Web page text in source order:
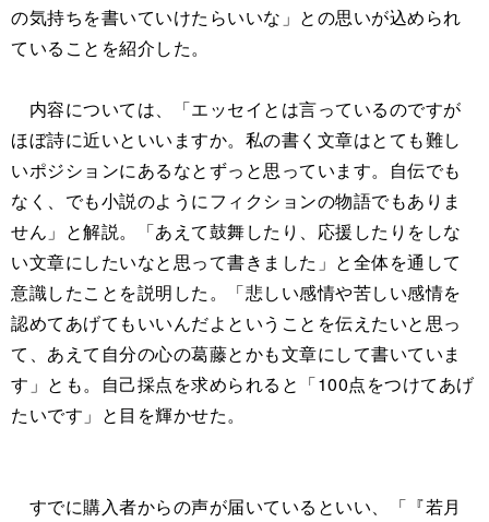
の気持ちを書いていけたらいいな」との思いが込められ
ていることを紹介した。
内容については、「エッセイとは言っているのですが
ほぼ詩に近いといいますか。私の書く文章はとても難し
いポジションにあるなとずっと思っています。自伝でも
なく、でも小説のようにフィクションの物語でもありま
せん」と解説。「あえて鼓舞したり、応援したりをしな
い文章にしたいなと思って書きました」と全体を通して
意識したことを説明した。「悲しい感情や苦しい感情を
認めてあげてもいいんだよということを伝えたいと思っ
て、あえて自分の心の葛藤とかも文章にして書いていま
す」とも。自己採点を求められると「100点をつけてあげ
たいです」と目を輝かせた。
すでに購入者からの声が届いているといい、「『若月